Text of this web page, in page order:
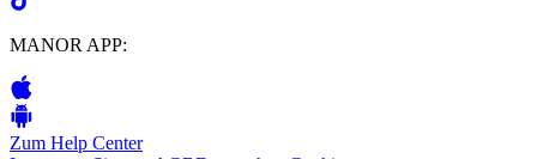
MANOR APP:
Zum Help Center